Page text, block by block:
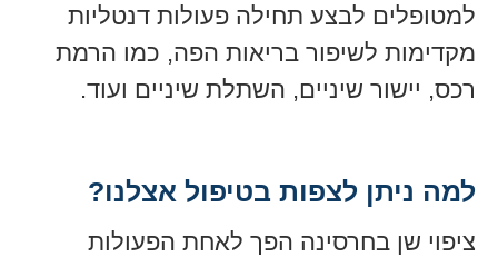
למטופלים לבצע תחילה פעולות דנטליות
מקדימות לשיפור בריאות הפה, כמו הרמת
רכס, יישור שיניים, השתלת שיניים ועוד.
למה ניתן לצפות בטיפול אצלנו?
ציפוי שן בחרסינה הפך לאחת הפעולות